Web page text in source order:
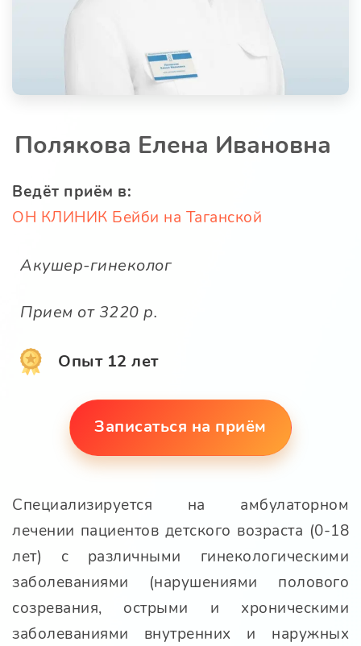
Полякова Елена Ивановна
Ведёт приём в:
ОН КЛИНИК Бейби на Таганской
Акушер-гинеколог
Прием от 3220 р.
Опыт 12 лет
Записаться на приём
Специализируется на амбулаторном
лечении пациентов детского возраста (0-18
лет) с различными гинекологическими
заболеваниями (нарушениями полового
созревания, острыми и хроническими
заболеваниями внутренних и наружных